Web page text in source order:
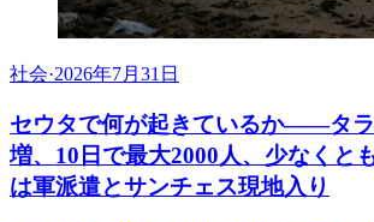
社会·2026年7月31日
セウタで何が起きているか——タ
増、10日で最大2000人、少なくと
は軍派遣とサンチェス現地入り